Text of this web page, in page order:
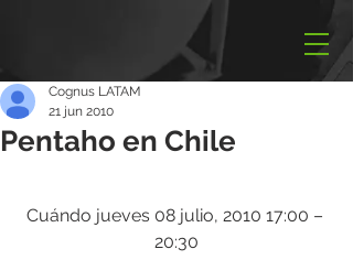
Pentaho en Chile
Cognus LATAM
21 jun 2010
Cuándo jueves 08 julio, 2010 17:00 –
20:30